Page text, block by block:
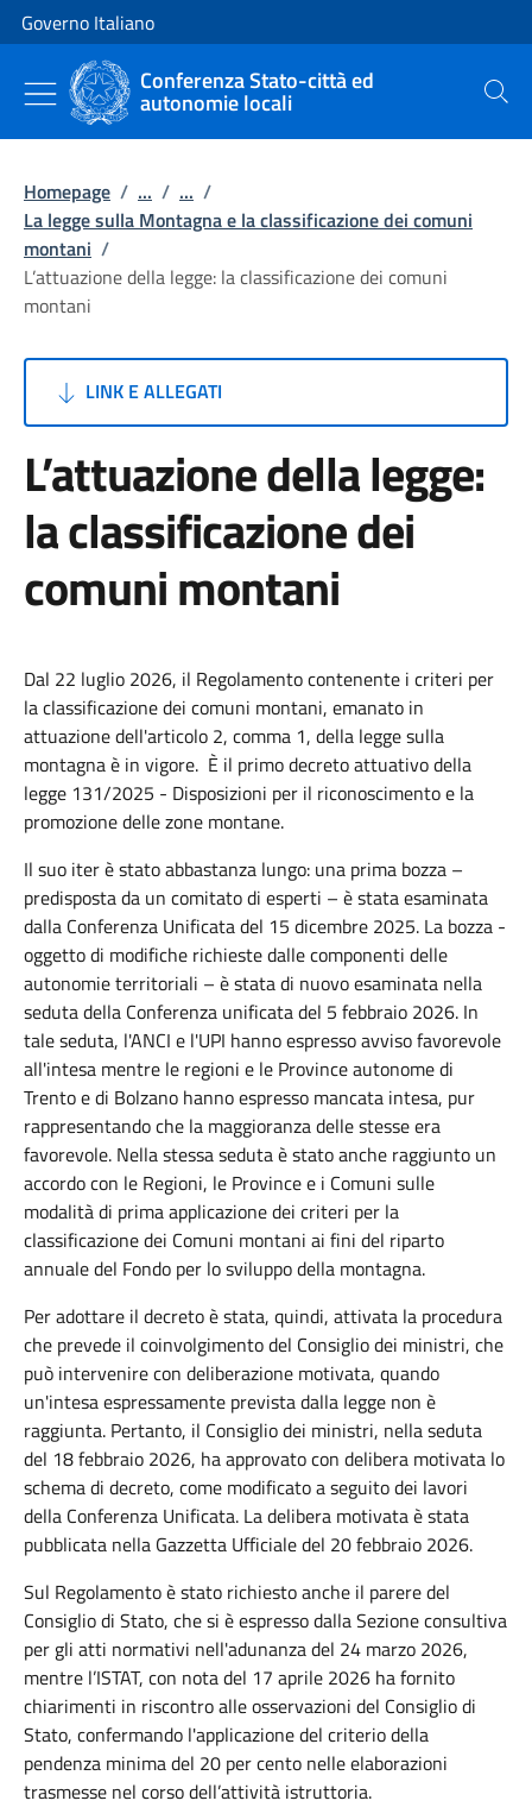
Vai al contenuto
Vai alla navigazione del sito
Governo Italiano
Conferenza Stato-città ed
autonomie locali Cerca
Homepage / ... / ... /
La legge sulla Montagna e la classificazione dei comuni
montani /
L’attuazione della legge: la classificazione dei comuni
montani
LINK E ALLEGATI
L’attuazione della legge:
la classificazione dei
comuni montani
Dal 22 luglio 2026, il Regolamento contenente i criteri per
la classificazione dei comuni montani, emanato in
attuazione dell'articolo 2, comma 1, della legge sulla
montagna è in vigore. È il primo decreto attuativo della
legge 131/2025 - Disposizioni per il riconoscimento e la
promozione delle zone montane.
Il suo iter è stato abbastanza lungo: una prima bozza –
predisposta da un comitato di esperti – è stata esaminata
dalla Conferenza Unificata del 15 dicembre 2025. La bozza -
oggetto di modifiche richieste dalle componenti delle
autonomie territoriali – è stata di nuovo esaminata nella
seduta della Conferenza unificata del 5 febbraio 2026. In
tale seduta, l'ANCI e l'UPI hanno espresso avviso favorevole
all'intesa mentre le regioni e le Province autonome di
Trento e di Bolzano hanno espresso mancata intesa, pur
rappresentando che la maggioranza delle stesse era
favorevole. Nella stessa seduta è stato anche raggiunto un
accordo con le Regioni, le Province e i Comuni sulle
modalità di prima applicazione dei criteri per la
classificazione dei Comuni montani ai fini del riparto
annuale del Fondo per lo sviluppo della montagna.
Per adottare il decreto è stata, quindi, attivata la procedura
che prevede il coinvolgimento del Consiglio dei ministri, che
può intervenire con deliberazione motivata, quando
un'intesa espressamente prevista dalla legge non è
raggiunta. Pertanto, il Consiglio dei ministri, nella seduta
del 18 febbraio 2026, ha approvato con delibera motivata lo
schema di decreto, come modificato a seguito dei lavori
della Conferenza Unificata. La delibera motivata è stata
pubblicata nella Gazzetta Ufficiale del 20 febbraio 2026.
Sul Regolamento è stato richiesto anche il parere del
Consiglio di Stato, che si è espresso dalla Sezione consultiva
per gli atti normativi nell'adunanza del 24 marzo 2026,
mentre l’ISTAT, con nota del 17 aprile 2026 ha fornito
chiarimenti in riscontro alle osservazioni del Consiglio di
Stato, confermando l'applicazione del criterio della
pendenza minima del 20 per cento nelle elaborazioni
trasmesse nel corso dell’attività istruttoria.